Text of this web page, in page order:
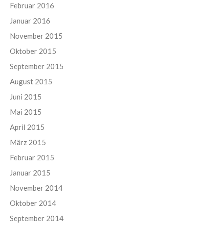
Februar 2016
Januar 2016
November 2015
Oktober 2015
September 2015
August 2015
Juni 2015
Mai 2015
April 2015
März 2015
Februar 2015
Januar 2015
November 2014
Oktober 2014
September 2014